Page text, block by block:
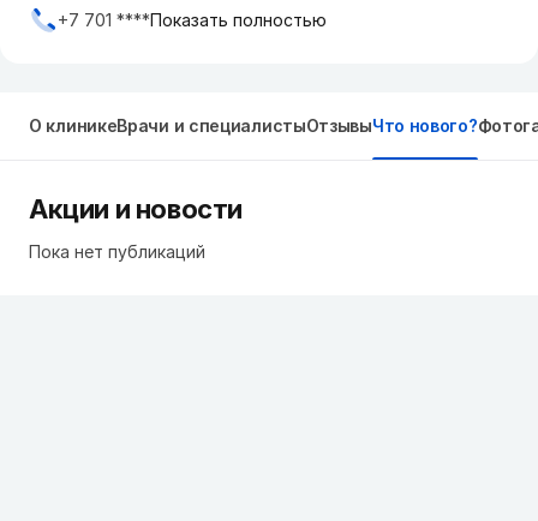
+7 701 ****Показать полностью
О клиникеВрачи и специалистыОтзывыЧто нового?
Акции и новости
Пока нет публикаций